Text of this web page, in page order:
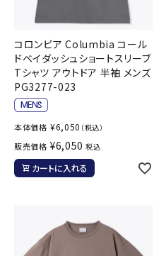
コロンビア Columbia コール
ドベイダッシュショートスリーブ
Tシャツ アウトドア 半袖 メンズ
PG3277-023
本体価格 ¥6,050 （税込）
販売価格 ¥6,050 税込
カートに入れる